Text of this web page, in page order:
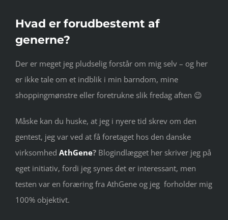
større
billede
Hvad er forudbestemt af
generne?
Der er meget jeg pludselig forstår om mig selv – og her
er ikke tale om et indblik i min barndom, mine
shoppingmønstre eller foretrukne slik fredag aften 😉
Måske kan du huske, at jeg i nyere tid skrev om den
gentest, jeg var ved at få foretaget hos den danske
virksomhed AthGene? Blogindlægget her skriver jeg på
eget initiativ, fordi jeg synes det er interessant, men
testen var en foræring fra AthGene og jeg forholder mig
100% objektivt.